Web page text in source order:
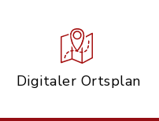
Digitaler Ortsplan